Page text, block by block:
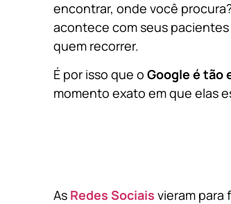
encontrar, onde você
acontece com seus
quem recorrer.
É por isso que o Google é tão
momento exato em que elas
As Redes Sociais vieram para